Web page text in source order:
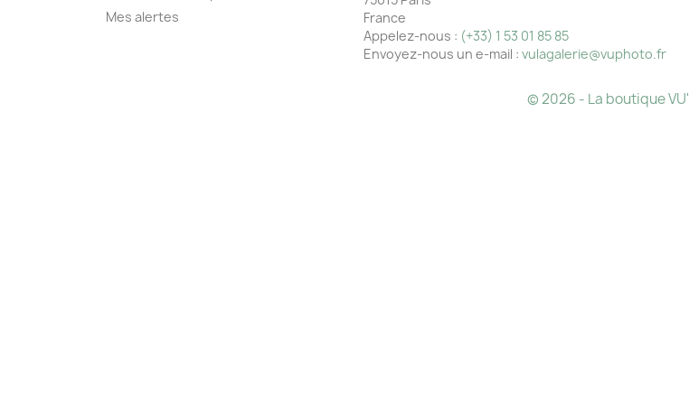
Mes alertes
France
Appelez-nous : (+33) 1 53 01 85 85
Envoyez-nous un e-mail : vulagalerie@vuphoto.fr
© 2026 - La boutique VU'